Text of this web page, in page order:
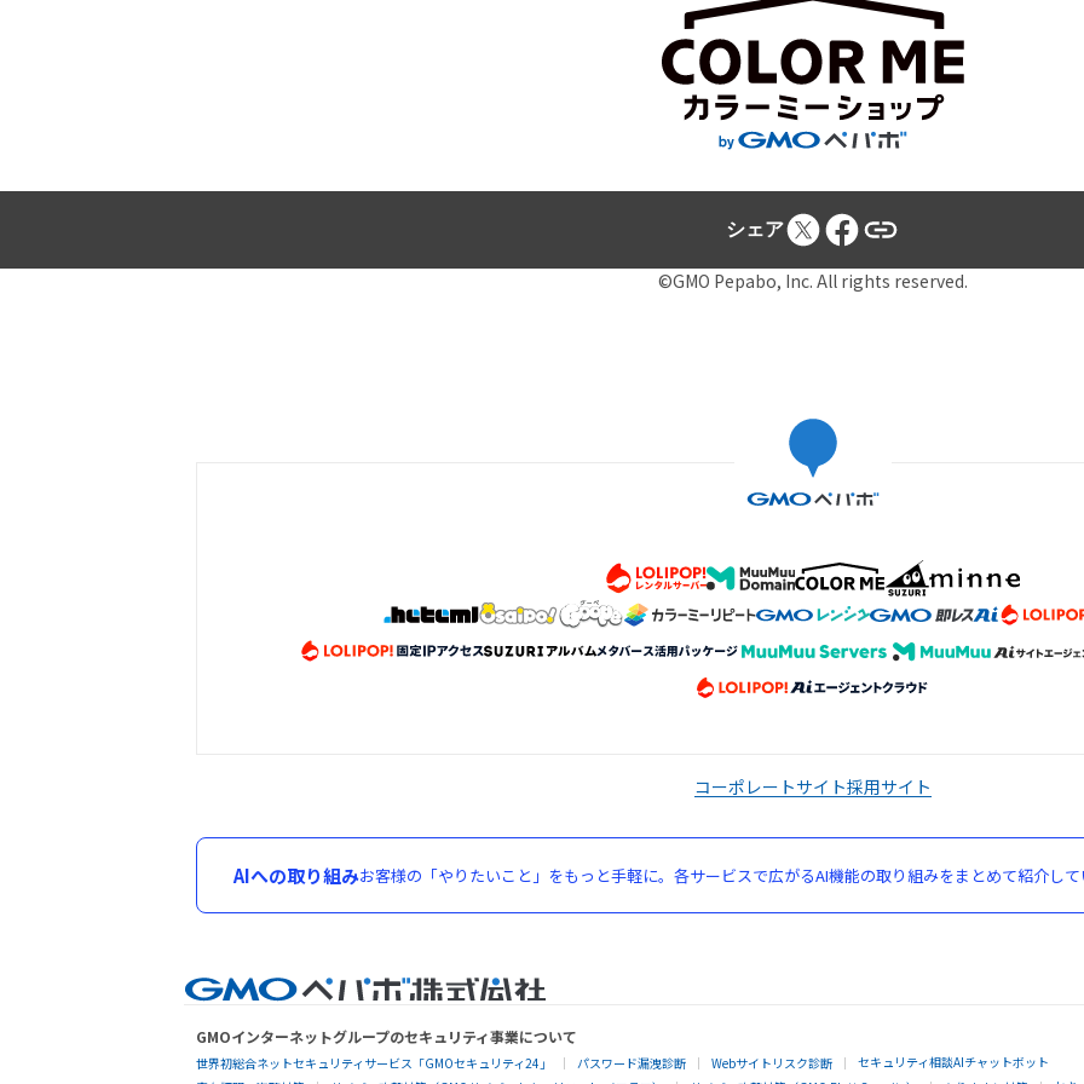
シェア
©GMO Pepabo, Inc. All rights reserved.
コーポレートサイト採用サイト
AIへの取り組みお客様の「やりたいこと」をもっと手軽に。各サービスで広がるAI機能の取り組みをまとめて紹介し
GMOインターネットグループのセキュリティ事業について
世界初総合ネットセキュリティサービス「GMOセキュリティ24」 パスワード漏洩診断 Webサイトリスク診断
セキュリティ相談AIチャットボット